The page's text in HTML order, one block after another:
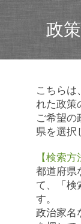
政
こちらは
れた政策
ご希望の
県を選択
【検索方
都道府県
て、「検
す。
政治家名